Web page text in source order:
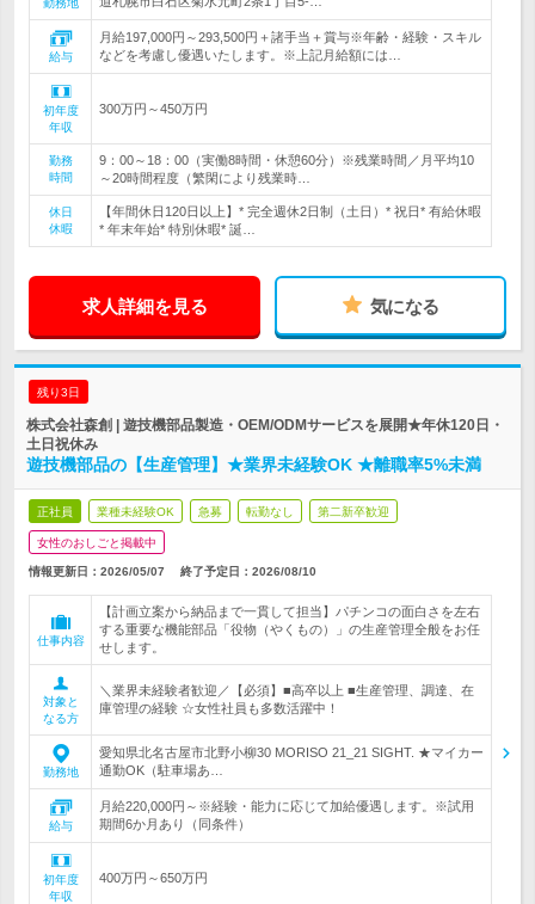
勤務地
給与
月給197,000円～293,500円＋諸手当＋賞与※年齢・経験・スキル
などを考慮し優遇いたします。※上記月給額には…
初年度
年収
300万円～450万円
勤務
時間
9：00～18：00（実働8時間・休憩60分）※残業時間／月平均10
～20時間程度（繁閑により残業時…
休日
休暇
【年間休日120日以上】* 完全週休2日制（土日）* 祝日* 有給休暇
* 年末年始* 特別休暇* 誕…
求人詳細を見る 気になる
残り3日
株式会社森創 | 遊技機部品製造・OEM/ODMサービスを展開★年休120日・
土日祝休み
遊技機部品の【生産管理】★業界未経験OK ★離職率5%未満
正社員 業種未経験OK 急募 転勤なし 第二新卒歓迎
女性のおしごと掲載中
情報更新日：2026/05/07 終了予定日： 2026/08/10
仕事内容
【計画立案から納品まで一貫して担当】パチンコの面白さを左右
する重要な機能部品「役物（やくもの）」の生産管理全般をお任
せします。
対象と
なる方
＼業界未経験者歓迎／【必須】■高卒以上 ■生産管理、調達、在
庫管理の経験 ☆女性社員も多数活躍中！
勤務地
愛知県北名古屋市北野小柳30 MORISO 21_21 SIGHT. ★マイカー
通勤OK（駐車場あ…
給与
月給220,000円～※経験・能力に応じて加給優遇します。※試用
期間6か月あり（同条件）
初年度
年収
400万円～650万円